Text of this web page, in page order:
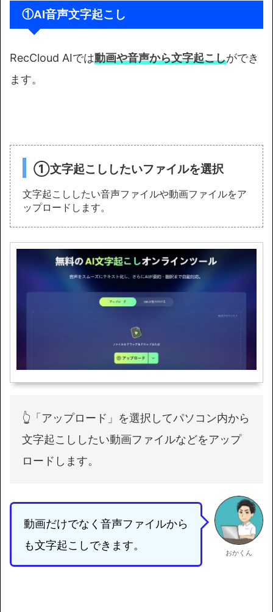
①AI音声文字起こし
RecCloud AIでは動画や音声から文字起こしができ
ます。
①文字起こししたいファイルを選択
文字起こししたい音声ファイルや動画ファイルをア
ップロードします。
👆「アップロード」を選択してパソコン内から
文字起こししたい動画ファイルなどをアップ
ロードします。
動画だけでなく音声ファイルから
も文字起こしできます。
おかくん